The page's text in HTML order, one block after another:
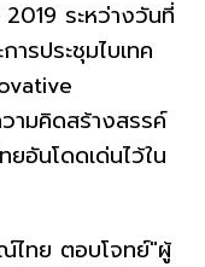
ระหว่างวันที่
รประชุมไบเทค
ามคิดสร้างสรรค์
อันโดดเด่นไว้ใน